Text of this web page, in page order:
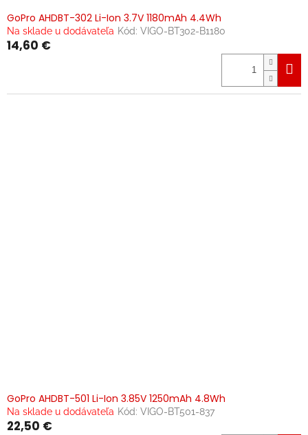
GoPro AHDBT-302 Li-Ion 3.7V 1180mAh 4.4Wh
Na sklade u dodávateľa Kód: VIGO-BT302-B1180
14,60 €
GoPro AHDBT-501 Li-Ion 3.85V 1250mAh 4.8Wh
Na sklade u dodávateľa Kód: VIGO-BT501-837
22,50 €